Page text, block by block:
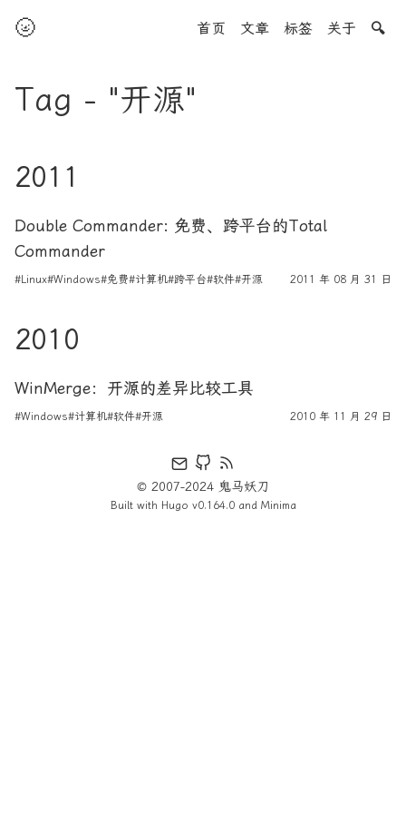
🌝 首页 文章 标签 关于 🔍
Tag - "开源"
2011
Double Commander: 免费、跨平台的Total
Commander
#Linux#Windows#免费#计算机#跨平台#软件#开源 2011 年 08 月 31 日
2010
WinMerge：开源的差异比较工具
#Windows#计算机#软件#开源 2010 年 11 月 29 日
© 2007-2024 鬼马妖刀
Built with Hugo v0.164.0 and Minima